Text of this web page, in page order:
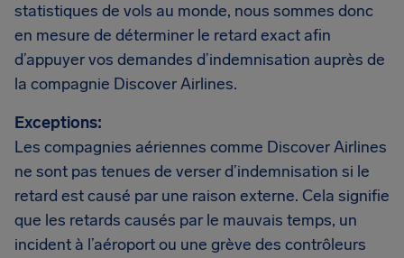
statistiques de vols au monde, nous sommes donc
en mesure de déterminer le retard exact afin
d’appuyer vos demandes d’indemnisation auprès de
la compagnie Discover Airlines.
Exceptions:
Les compagnies aériennes comme Discover Airlines
ne sont pas tenues de verser d’indemnisation si le
retard est causé par une raison externe. Cela signifie
que les retards causés par le mauvais temps, un
incident à l’aéroport ou une grève des contrôleurs